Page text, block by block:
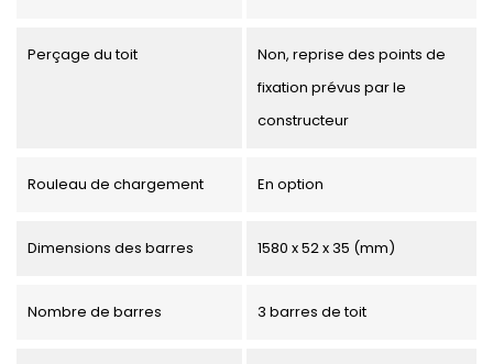
Perçage du toit
Non, reprise des points de
fixation prévus par le
constructeur
Rouleau de chargement En option
Dimensions des barres 1580 x 52 x 35 (mm)
Nombre de barres 3 barres de toit